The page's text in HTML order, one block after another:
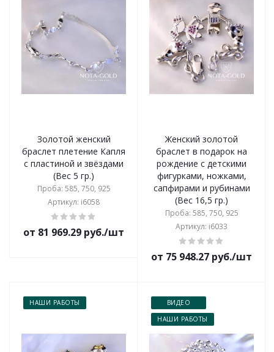
Золотой женский
браслет плетение Капля
с пластиной и звёздами
(Вес 5 гр.)
Проба: 585, 750, 925
Артикул: i6058
от 81 969.29 руб./шт
Женский золотой
браслет в подарок на
рождение с детскими
фигурками, ножками,
сапфирами и рубинами
(Вес 16,5 гр.)
Проба: 585, 750, 925
Артикул: i6033
от 75 948.27 руб./шт
НАШИ РАБОТЫ
ВИДЕО
НАШИ РАБОТЫ